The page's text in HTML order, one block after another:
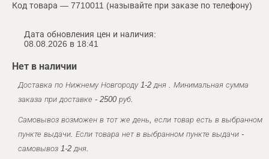
Код товара — 7710011 (называйте при заказе по телефону)
Дата обновления цен и наличия:
08.08.2026 в 18:41
Нет в наличии
Доставка по Нижнему Новгороду 1-2 дня . Минимальная сумма
заказа при доставке - 2500 руб.
Самовывоз возможен в тот же день, если товар есть в выбранном
пункте выдачи. Если товара нет в выбранном пункте выдачи -
самовывоз 1-2 дня.